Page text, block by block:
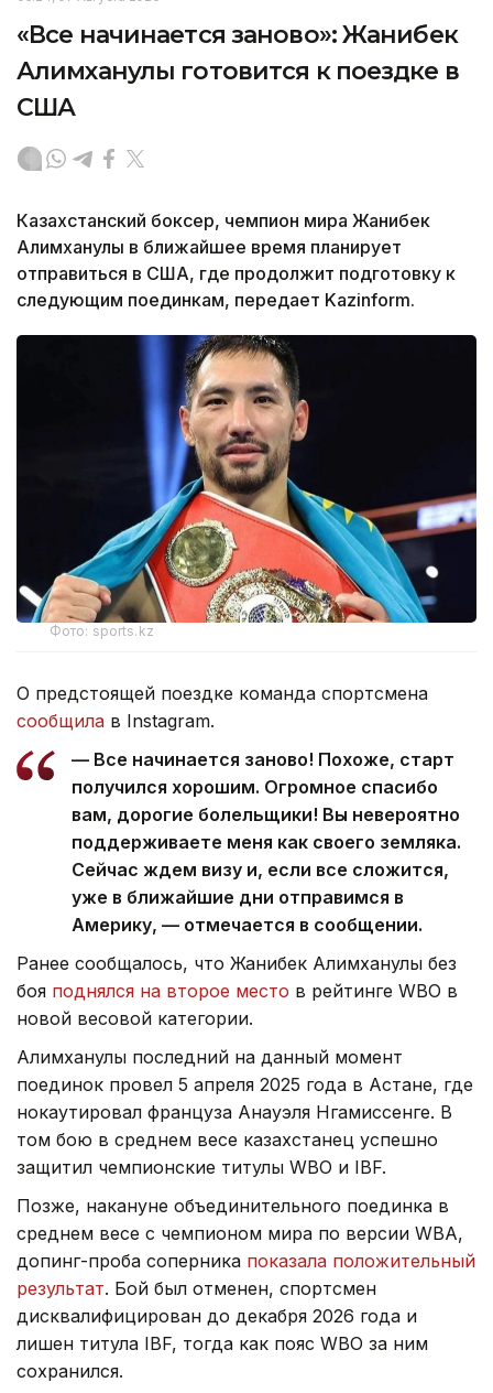
«Все начинается заново»: Жанибек
Алимханулы готовится к поездке в
США
Казахстанский боксер, чемпион мира Жанибек
Алимханулы в ближайшее время планирует
отправиться в США, где продолжит подготовку к
следующим поединкам, передает Kazinform.
Фото: sports.kz
О предстоящей поездке команда спортсмена
сообщила в Instagram.
— Все начинается заново! Похоже, старт
получился хорошим. Огромное спасибо
вам, дорогие болельщики! Вы невероятно
поддерживаете меня как своего земляка.
Сейчас ждем визу и, если все сложится,
уже в ближайшие дни отправимся в
Америку, — отмечается в сообщении.
Ранее сообщалось, что Жанибек Алимханулы без
боя поднялся на второе место в рейтинге WBO в
новой весовой категории.
Алимханулы последний на данный момент
поединок провел 5 апреля 2025 года в Астане, где
нокаутировал француза Анауэля Нгамиссенге. В
том бою в среднем весе казахстанец успешно
защитил чемпионские титулы WBO и IBF.
Позже, накануне объединительного поединка в
среднем весе с чемпионом мира по версии WBA,
допинг-проба соперника показала положительный
результат. Бой был отменен, спортсмен
дисквалифицирован до декабря 2026 года и
лишен титула IBF, тогда как пояс WBO за ним
сохранился.